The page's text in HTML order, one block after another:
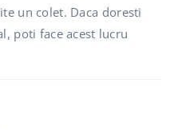
un colet. Daca doresti
poti face acest lucru